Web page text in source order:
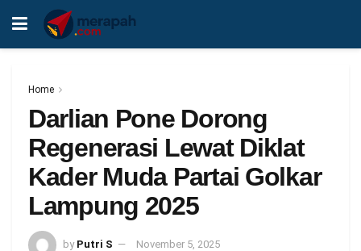
Home
Darlian Pone Dorong
Regenerasi Lewat Diklat
Kader Muda Partai Golkar
Lampung 2025
by Putri S November 5, 2025